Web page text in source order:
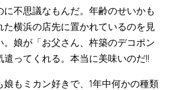
に不思議なもんだ。年齢のせいかも
た横浜の店先に置かれているのを見
。娘が「お父さん、杵築のデコポン
遣ってくれる。本当に美味いのだ!!
もミカン好きで、1年中何かの種類